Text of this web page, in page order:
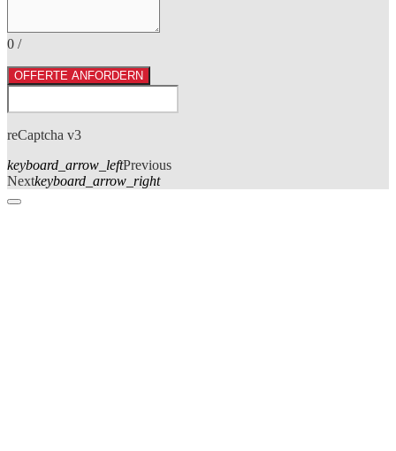
0 /
OFFERTE ANFORDERN
reCaptcha v3
keyboard_arrow_leftPrevious
Nextkeyboard_arrow_right